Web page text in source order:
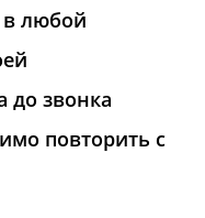
в любой
до звонка
повторить с